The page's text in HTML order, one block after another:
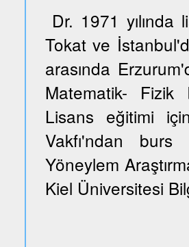
Dr. 1971
Tokat ve
arasında
Matematik-
Lisans eğitimi
Vakfı'ndan burs
Yöneylem
Kiel Üniversitesi